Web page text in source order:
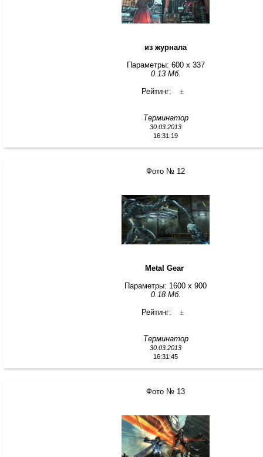
из журнала
Параметры: 600 x 337
0.13 Мб.
Рейтинг:
±
Терминатор
30.03.2013
16:31:19
Фото № 12
Metal Gear
Параметры: 1600 x 900
0.18 Мб.
Рейтинг:
±
Терминатор
30.03.2013
16:31:45
Фото № 13